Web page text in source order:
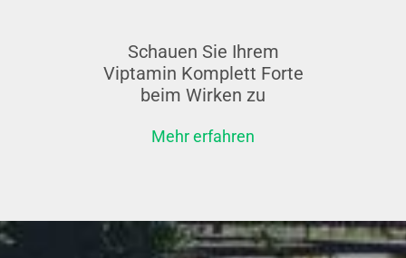
Schauen Sie Ihrem
Viptamin Komplett Forte
beim Wirken zu
Mehr erfahren